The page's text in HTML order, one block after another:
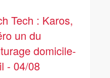
Tech : Karos,
un du
domicile-
- 04/08